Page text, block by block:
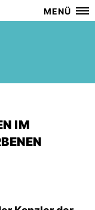
MENÜ
IM